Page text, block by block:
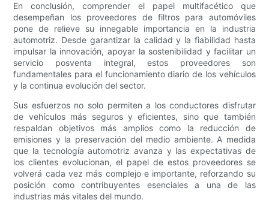
En conclusión, comprender el papel multifacético que
desempeñan los proveedores de filtros para automóviles
pone de relieve su innegable importancia en la industria
automotriz. Desde garantizar la calidad y la fiabilidad hasta
impulsar la innovación, apoyar la sostenibilidad y facilitar un
servicio posventa integral, estos proveedores son
fundamentales para el funcionamiento diario de los vehículos
y la continua evolución del sector.
Sus esfuerzos no solo permiten a los conductores disfrutar
de vehículos más seguros y eficientes, sino que también
respaldan objetivos más amplios como la reducción de
emisiones y la preservación del medio ambiente. A medida
que la tecnología automotriz avanza y las expectativas de
los clientes evolucionan, el papel de estos proveedores se
volverá cada vez más complejo e importante, reforzando su
posición como contribuyentes esenciales a una de las
industrias más vitales del mundo.